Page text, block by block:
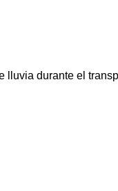
lluvia durante el